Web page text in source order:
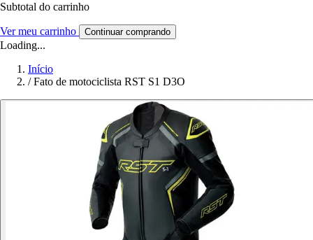
Subtotal do carrinho
Ver meu carrinho Continuar comprando
Loading...
Início
/ Fato de motociclista RST S1 D3O